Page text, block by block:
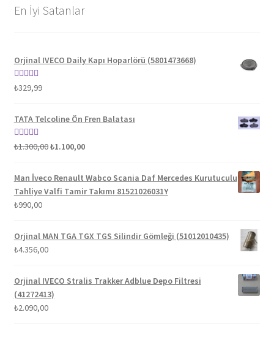
En İyi Satanlar
Orjinal IVECO Daily Kapı Hoparlörü (5801473668)
5 üzerinden
₺329,99
TATA Telcoline Ön Fren Balatası
5 üzerinden
₺1.300,00Orijinal
₺1.300,00.
₺1.100,00Şu
fiyat:
₺1.100,00.
Man İveco Renault Wabco Scania Daf Mercedes Kurutuculu
Tahliye Valfi Tamir Takımı 81521026031Y
₺990,00
Orjinal MAN TGA TGX TGS Silindir Gömleği (51012010435)
₺4.356,00
Orjinal IVECO Stralis Trakker Adblue Depo Filtresi
(41272413)
₺2.090,00